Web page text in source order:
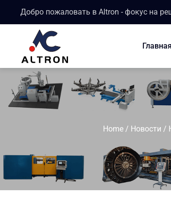
Добро пожаловать в Altron - фокус на
Главная
Home / Новости /